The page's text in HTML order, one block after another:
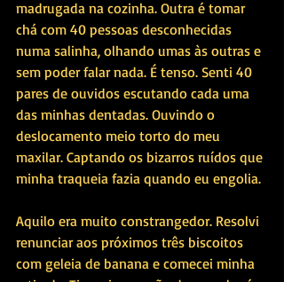
madrugada na cozinha. Outra é tomar
chá com 40 pessoas desconhecidas
numa salinha, olhando umas às outras e
sem poder falar nada. É tenso. Senti 40
pares de ouvidos escutando cada uma
das minhas dentadas. Ouvindo o
deslocamento meio torto do meu
maxilar. Captando os bizarros ruídos que
minha traqueia fazia quando eu engolia.
Aquilo era muito constrangedor. Resolvi
renunciar aos próximos três biscoitos
com geleia de banana e comecei minha